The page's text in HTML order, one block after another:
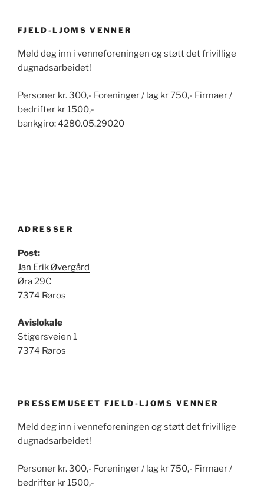
FJELD-LJOMS VENNER
Meld deg inn i venneforeningen og støtt det frivillige
dugnadsarbeidet!
Personer kr. 300,- Foreninger / lag kr 750,- Firmaer /
bedrifter kr 1500,-
bankgiro: 4280.05.29020
ADRESSER
Post:
Jan Erik Øvergård
Øra 29C
7374 Røros
Avislokale
Stigersveien 1
7374 Røros
PRESSEMUSEET FJELD-LJOMS VENNER
Meld deg inn i venneforeningen og støtt det frivillige
dugnadsarbeidet!
Personer kr. 300,- Foreninger / lag kr 750,- Firmaer /
bedrifter kr 1500,-